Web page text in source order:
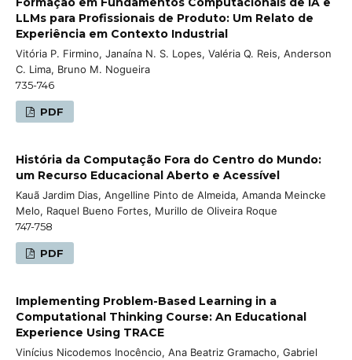
LLMs para Profissionais de Produto: Um Relato de
Experiência em Contexto Industrial
Vitória P. Firmino, Janaína N. S. Lopes, Valéria Q. Reis, Anderson
C. Lima, Bruno M. Nogueira
735-746
PDF
História da Computação Fora do Centro do Mundo:
um Recurso Educacional Aberto e Acessível
Kauã Jardim Dias, Angelline Pinto de Almeida, Amanda Meincke
Melo, Raquel Bueno Fortes, Murillo de Oliveira Roque
747-758
PDF
Implementing Problem-Based Learning in a
Computational Thinking Course: An Educational
Experience Using TRACE
Vinícius Nicodemos Inocêncio, Ana Beatriz Gramacho, Gabriel